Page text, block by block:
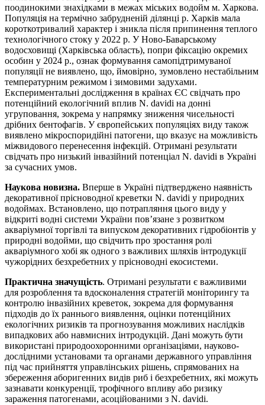
поодинокими знахідками в межах міських водойм м. Харкова.
Популяція на термічно забрудненій ділянці р. Харків мала
короткотривалий характер і зникла після припинення теплого
технологічного стоку у 2022 р. У Ново-Баварському
водосховищі (Харківська область), попри фіксацію окремих
особин у 2024 р., ознак формування самопідтримуваної
популяції не виявлено, що, ймовірно, зумовлено нестабільним
температурним режимом і зимовими задухами.
Експериментальні дослідження в країнах ЄС свідчать про
потенційний екологічний вплив N. davidi на донні
угруповання, зокрема у напрямку зниження чисельності
дрібних бентофагів. У європейських популяціях виду також
виявлено мікроспоридійні патогени, що вказує на можливість
міжвидового перенесення інфекцій. Отримані результати
свідчать про низький інвазійний потенціал N. davidi в Україні
за сучасних умов.
Наукова новизна. Вперше в Україні підтверджено наявність
декоративної прісноводної креветки N. davidi у природних
водоймах. Встановлено, що потрапляння цього виду у
відкриті водні системи України пов’язане з розвитком
акваріумної торгівлі та випуском декоративних гідробіонтів у
природні водойми, що свідчить про зростання ролі
акваріумного хобі як одного з важливих шляхів інтродукції
чужорідних безхребетних у прісноводні екосистеми.
Практична значущість. Отримані результати є важливими
для розроблення та вдосконалення стратегій моніторингу та
контролю інвазійних креветок, зокрема для формування
підходів до їх раннього виявлення, оцінки потенційних
екологічних ризиків та прогнозування можливих наслідків
випадкових або навмисних інтродукцій. Дані можуть бути
використані природоохоронними організаціями, науково-
дослідними установами та органами державного управління
під час прийняття управлінських рішень, спрямованих на
збереження аборигенних видів риб і безхребетних, які можуть
зазнавати конкуренції, трофічного впливу або ризику
зараження патогенами, асоційованими з N. davidi.